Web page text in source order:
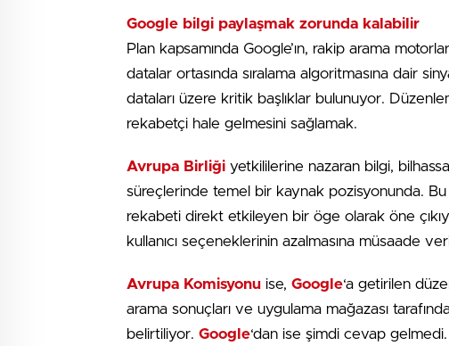
Google bilgi paylaşmak zorunda kalabilir
Plan kapsamında Google’ın, rakip arama
datalar ortasında sıralama algoritmasına dair
dataları üzere kritik başlıklar bulunuyor.
rekabetçi hale gelmesini sağlamak.
Avrupa Birliği yetkililerine nazaran bilgi,
süreçlerinde temel bir kaynak pozisyonunda.
rekabeti direkt etkileyen bir öge olarak öne
kullanıcı seçeneklerinin azalmasına müsaade
Avrupa Komisyonu ise, Google‘a getirilen
arama sonuçları ve uygulama mağazası
belirtiliyor. Google‘dan ise şimdi cevap